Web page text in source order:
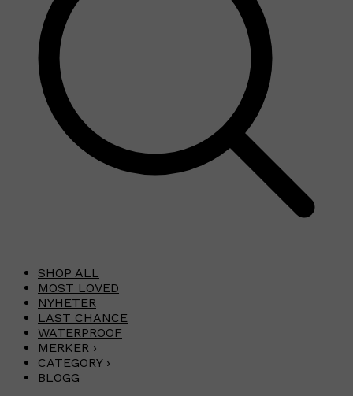
SHOP ALL
MOST LOVED
NYHETER
LAST CHANCE
WATERPROOF
MERKER ›
CATEGORY ›
BLOGG